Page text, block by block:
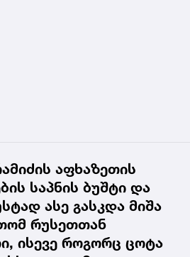
აფხაზეთის
საპნის ბუშტი და
ასე გასკდა მიშა
რუსეთთან
ისევე როგორც ცოტა